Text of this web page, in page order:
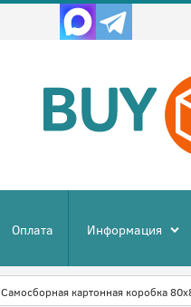
Оплата Информация
Самосборная картонная коробка